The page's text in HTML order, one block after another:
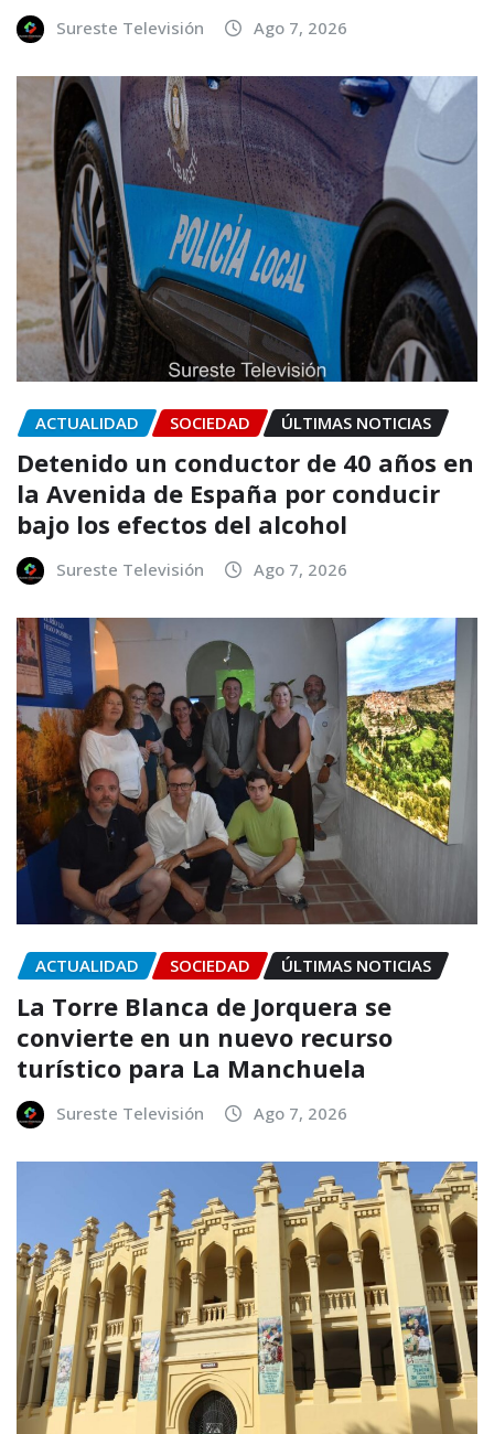
Sureste Televisión Ago 7, 2026
ACTUALIDAD SOCIEDAD ÚLTIMAS NOTICIAS
Detenido un conductor de 40 años en
la Avenida de España por conducir
bajo los efectos del alcohol
Sureste Televisión Ago 7, 2026
ACTUALIDAD SOCIEDAD ÚLTIMAS NOTICIAS
La Torre Blanca de Jorquera se
convierte en un nuevo recurso
turístico para La Manchuela
Sureste Televisión Ago 7, 2026